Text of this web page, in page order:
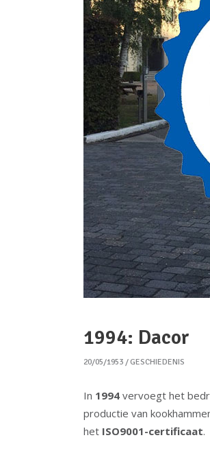
1994: Dacor
20/05/1953 GESCHIEDENIS
In 1994 vervoegt het
productie van
het ISO9001-certificaat.